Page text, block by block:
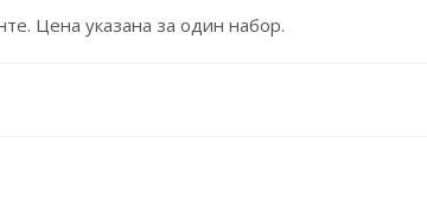
Цена указана за один набор.